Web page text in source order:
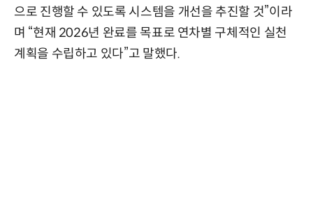
으로 진행할 수 있도록 시스템을 개선을 추진할 것”이라
며 “현재 2026년 완료를 목표로 연차별 구체적인 실천
계획을 수립하고 있다”고 말했다.